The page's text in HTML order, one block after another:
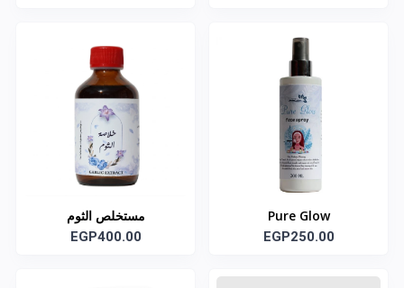
Pure Glow
EGP250.00
مستخلص الثوم
EGP400.00